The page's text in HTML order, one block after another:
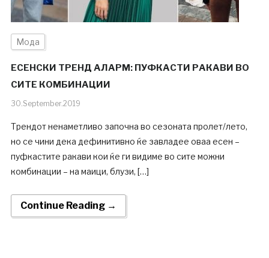
Мода
ЕСЕНСКИ ТРЕНД АЛАРМ: ПУФКАСТИ РАКАВИ ВО
СИТЕ КОМБИНАЦИИ
30.September.2019
Трендот ненаметливо започна во сезоната пролет/лето,
но се чини дека дефинитивно ќе завладее оваа есен –
пуфкастите ракави кои ќе ги видиме во сите можни
комбинации – на маици, блузи, […]
Continue Reading →